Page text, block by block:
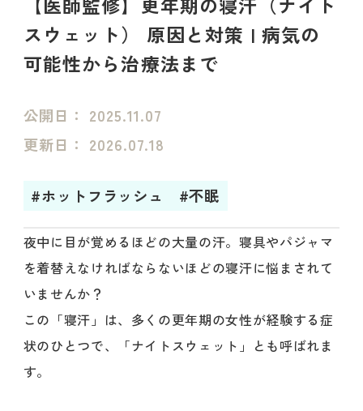
スウェット） 原因と対策 | 病気の
可能性から治療法まで
公開日： 2025.11.07
更新日： 2026.07.18
#ホットフラッシュ #不眠
夜中に目が覚めるほどの大量の汗。寝具やパジャマ
を着替えなければならないほどの寝汗に悩まされて
いませんか？
この「寝汗」は、多くの更年期の女性が経験する症
状のひとつで、「ナイトスウェット」とも呼ばれま
す。